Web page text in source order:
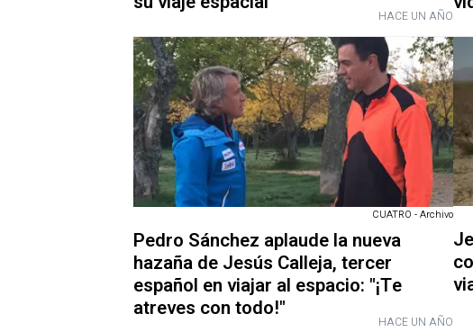
HACE UN AÑO
CUATRO - Archivo
Pedro Sánchez aplaude la nueva
hazaña de Jesús Calleja, tercer
español en viajar al espacio: "¡Te
atreves con todo!"
HACE UN AÑO